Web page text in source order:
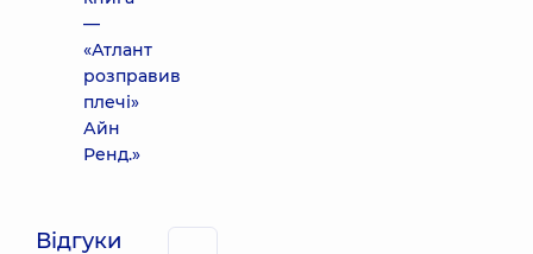
—
«Атлант
розправив
плечі»
Айн
Ренд.»
Відгуки